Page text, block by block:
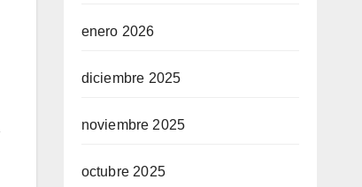
enero 2026
diciembre 2025
noviembre 2025
octubre 2025